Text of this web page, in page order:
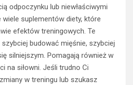
odpoczynku lub niewłaściwymi
suplementów diety, które
efektów treningowych. Te
budować mięśnie, szybciej
silniejszym. Pomagają również w
na siłowni. Jeśli trudno Ci
w treningu lub szukasz